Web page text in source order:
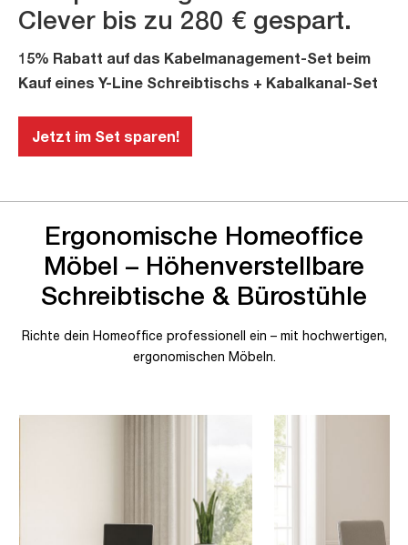
Clever bis zu 280 € gespart.
15% Rabatt auf das Kabelmanagement-Set beim
Kauf eines Y-Line Schreibtischs + Kabalkanal-Set
Jetzt im Set sparen!
Ergonomische Homeoffice
Möbel – Höhenverstellbare
Schreibtische & Bürostühle
Richte dein Homeoffice professionell ein – mit hochwertigen,
ergonomischen Möbeln.